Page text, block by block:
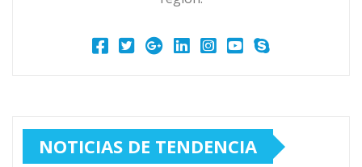
NOTICIAS DE TENDENCIA